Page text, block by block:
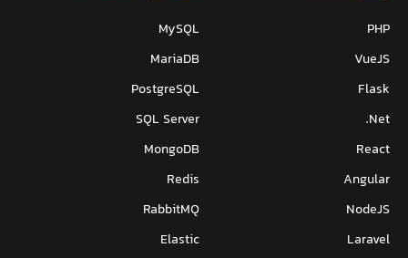
PHP
VueJS
Flask
Net.
React
Angular
NodeJS
Laravel
MySQL
MariaDB
PostgreSQL
SQL Server
MongoDB
Redis
RabbitMQ
Elastic